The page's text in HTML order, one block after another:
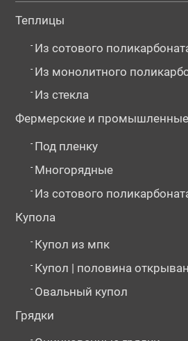
Теплицы
- Из сотового
- Из монолитного
- Из стекла
Фермерские и
- Под пленку
- Многорядные
- Из сотового
Купола
- Купол из мпк
- Купол | половина
- Овальный купол
Грядки